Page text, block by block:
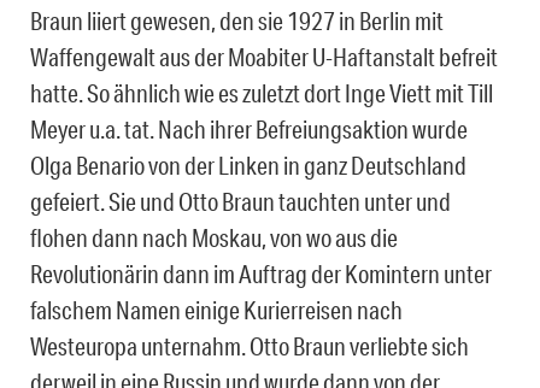
Braun liiert gewesen, den sie 1927 in Berlin mit
Waffengewalt aus der Moabiter U-Haftanstalt befreit
hatte. So ähnlich wie es zuletzt dort Inge Viett mit Till
Meyer u.a. tat. Nach ihrer Befreiungsaktion wurde
Olga Benario von der Linken in ganz Deutschland
gefeiert. Sie und Otto Braun tauchten unter und
flohen dann nach Moskau, von wo aus die
Revolutionärin dann im Auftrag der Komintern unter
falschem Namen einige Kurierreisen nach
Westeuropa unternahm. Otto Braun verliebte sich
derweil in eine Russin und wurde dann von der